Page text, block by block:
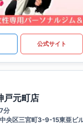
公式サイト
戸元町店
分
央区三宮町3-9-15東亜ビ